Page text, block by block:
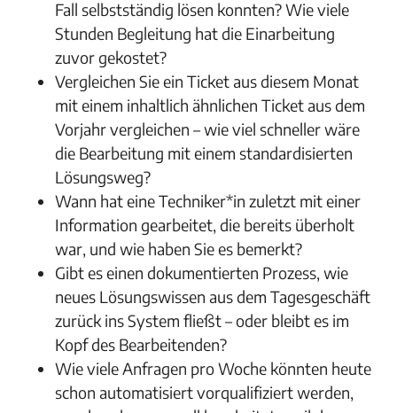
Fall selbstständig lösen konnten? Wie viele
Stunden Begleitung hat die Einarbeitung
zuvor gekostet?
Vergleichen Sie ein Ticket aus diesem Monat
mit einem inhaltlich ähnlichen Ticket aus dem
Vorjahr vergleichen – wie viel schneller wäre
die Bearbeitung mit einem standardisierten
Lösungsweg?
Wann hat eine Techniker*in zuletzt mit einer
Information gearbeitet, die bereits überholt
war, und wie haben Sie es bemerkt?
Gibt es einen dokumentierten Prozess, wie
neues Lösungswissen aus dem Tagesgeschäft
zurück ins System fließt – oder bleibt es im
Kopf des Bearbeitenden?
Wie viele Anfragen pro Woche könnten heute
schon automatisiert vorqualifiziert werden,